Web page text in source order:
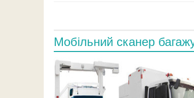
Мобільний сканер